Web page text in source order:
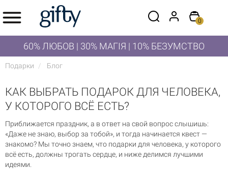
0
60% ЛЮБОВ | 30% МАГІЯ | 10% БЕЗУМСТВО
Подарки Блог
КАК ВЫБРАТЬ ПОДАРОК ДЛЯ ЧЕЛОВЕКА,
У КОТОРОГО ВСЁ ЕСТЬ?
Приближается праздник, а в ответ на свой вопрос слышишь:
«Даже не знаю, выбор за тобой», и тогда начинается квест —
знакомо? Мы точно знаем, что подарки для человека, у которого
всё есть, должны трогать сердце, и ниже делимся лучшими
идеями.